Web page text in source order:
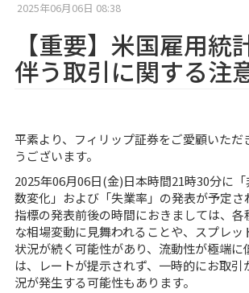
2025年06月06日 08:38
【重要】米国雇用統
伴う取引に関する注
平素より、フィリップ証券をご愛顧いただ
うございます。
2025年06月06日(金)日本時間21時30分に
数変化」および「失業率」の発表が予定さ
指標の発表前後の時間におきましては、各
な相場変動に見舞われることや、スプレッ
状況が続く可能性があり、流動性が極端に
は、レートが提示されず、一時的にお取引
況が発生する可能性もあります。